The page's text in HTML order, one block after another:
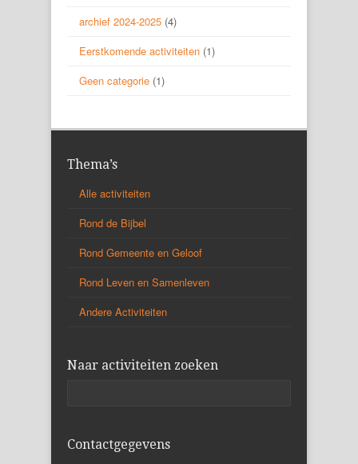
archief 2024-2025 (4)
Eerstkomende activiteiten (1)
Geen categorie (1)
Thema’s
Alle activiteiten
Rond de Bijbel
Rond Gemeente en Geloof
Rond Leven en Samenleven
Andere Activiteiten
Naar activiteiten zoeken
Contactgegevens